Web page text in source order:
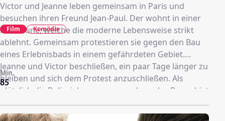
Victor und Jeanne leben gemeinsam in Paris und
besuchen ihren Freund Jean-Paul. Der wohnt in einer
Kommune, welche die moderne Lebensweise strikt
ablehnt. Gemeinsam protestieren sie gegen den Bau
eines Erlebnisbads in einem gefährdeten Gebiet.
Jeanne und Victor beschließen, ein paar Tage länger zu
bleiben und sich dem Protest anzuschließen. Als
plötzlich die Polizeiabsperrung rund um das Baugebiet
verschwunden ist, vermuten sie zunächst, dass ihr
Protest erfolgreich war.
85
Min.
Film Komödie